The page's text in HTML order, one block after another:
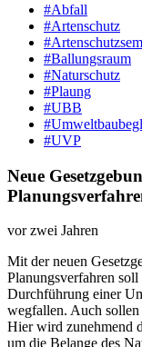
#Abfall
#Artenschutz
#Ballungsraum
#Naturschutz
#Plaung
#UBB
#UVP
Neue
vor zwei Jahren
Mit der neuen
Planungsverfahren
Durchführung einer
wegfallen. Auch sollen
Hier wird zunehmend
um die Belange des